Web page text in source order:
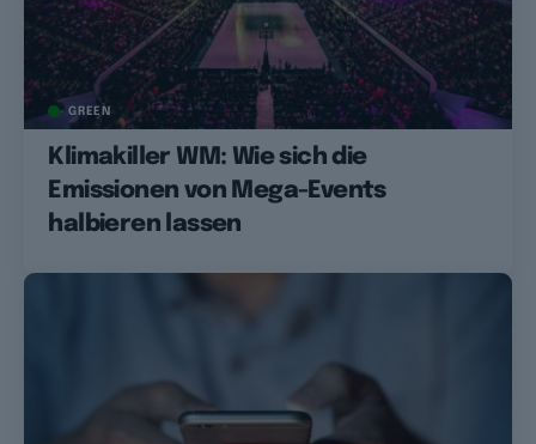
GREEN
Klimakiller WM: Wie sich die
Emissionen von Mega-Events
halbieren lassen